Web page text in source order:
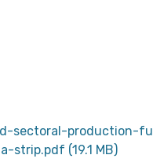
sectoral-production-
strip.pdf (19.1 MB)